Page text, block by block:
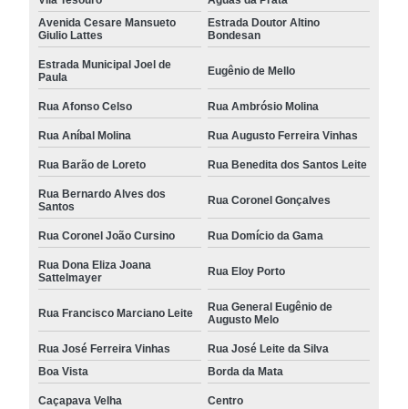
Avenida Cesare Mansueto
Giulio Lattes
Estrada Doutor Altino
Bondesan
Estrada Municipal Joel de
Paula
Eugênio de Mello
Rua Afonso Celso Rua Ambrósio Molina
Rua Aníbal Molina Rua Augusto Ferreira Vinhas
Rua Barão de Loreto Rua Benedita dos Santos Leite
Rua Bernardo Alves dos
Santos
Rua Coronel Gonçalves
Rua Coronel João Cursino Rua Domício da Gama
Rua Dona Eliza Joana
Sattelmayer
Rua Eloy Porto
Rua Francisco Marciano Leite
Rua General Eugênio de
Augusto Melo
Rua José Ferreira Vinhas
Rua José Leite da Silva
Boa Vista
Borda da Mata
Caçapava Velha Centro